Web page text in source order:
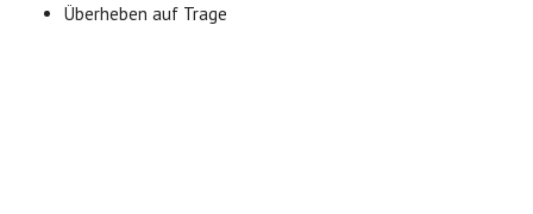
Überheben auf Trage